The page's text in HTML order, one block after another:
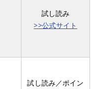
試し読み
>>公式サイト
試し読み／ポイン